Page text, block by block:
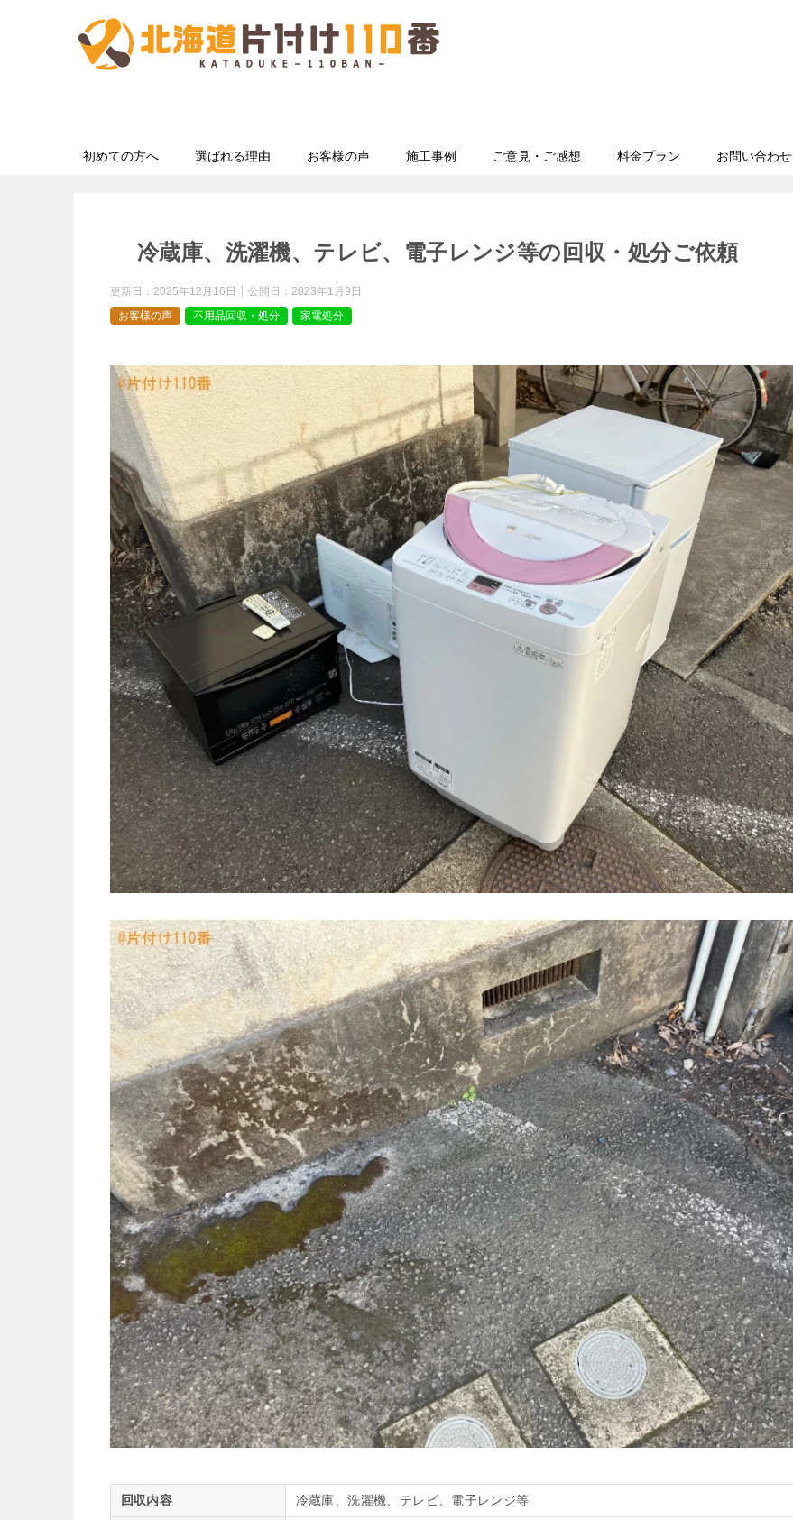
初めての方へ 選ばれる理由 お客様の声 施工事例 ご意見・ご感想 料金プラン お問い合わせ
冷蔵庫、洗濯機、テレビ、電子レンジ等の回収・処分ご依頼
更新日： 2025年12月16日 公開日： 2023年1月9日
お客様の声
不用品回収・処分 家電処分
回収内容 冷蔵庫、洗濯機、テレビ、電子レンジ等